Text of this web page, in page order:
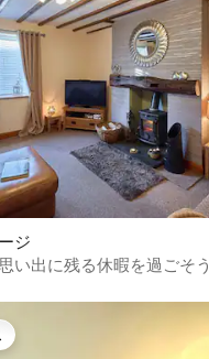
ジ
い出に残る休暇を過ごそう
イスです。